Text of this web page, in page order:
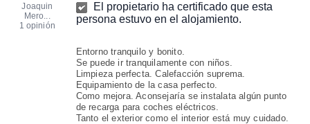
Joaquin
Mero...
1 opinión
El propietario ha certificado que esta
persona estuvo en el alojamiento.
Entorno tranquilo y bonito.
Se puede ir tranquilamente con niños.
Limpieza perfecta. Calefacción suprema.
Equipamiento de la casa perfecto.
Como mejora. Aconsejaría se instalata algún punto
de recarga para coches eléctricos.
Tanto el exterior como el interior está muy cuidado.